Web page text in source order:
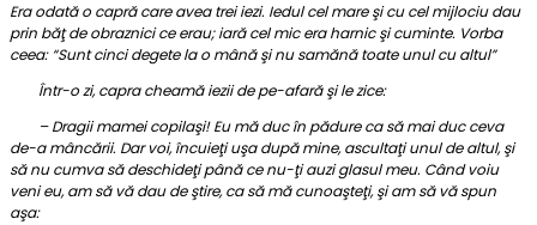
Era odată o capră care avea trei iezi. Iedul cel mare şi cu cel mijlociu dau
prin băţ de obraznici ce erau; iară cel mic era harnic şi cuminte. Vorba
ceea: “Sunt cinci degete la o mână şi nu samănă toate unul cu altul”
Într-o zi, capra cheamă iezii de pe-afară şi le zice:
– Dragii mamei copilaşi! Eu mă duc în pădure ca să mai duc ceva
de-a mâncării. Dar voi, încuieţi uşa după mine, ascultaţi unul de altul, şi
să nu cumva să deschideţi până ce nu-ţi auzi glasul meu. Când voiu
veni eu, am să vă dau de ştire, ca să mă cunoaşteţi, şi am să vă spun
aşa: